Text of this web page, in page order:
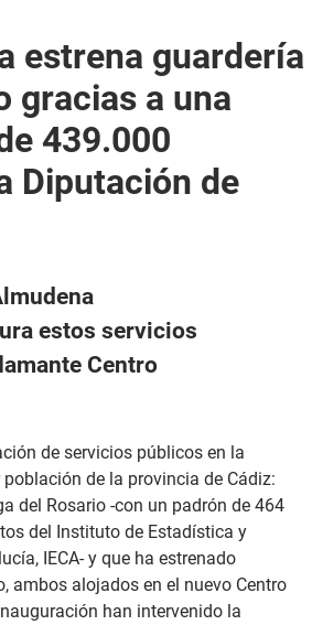
estrena guardería
gracias a una
439.000
Diputación de
estos servicios
Centro
de servicios públicos en la
de la provincia de Cádiz:
del Rosario -con un padrón de 464
del Instituto de Estadística y
IECA- y que ha estrenado
ambos alojados en el nuevo Centro
han intervenido la